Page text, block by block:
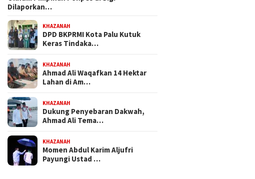
Dilaporkan…
KHAZANAH
DPD BKPRMI Kota Palu Kutuk
Keras Tindaka…
KHAZANAH
Ahmad Ali Waqafkan 14 Hektar
Lahan di Am…
KHAZANAH
Dukung Penyebaran Dakwah,
Ahmad Ali Tema…
KHAZANAH
Momen Abdul Karim Aljufri
Payungi Ustad …